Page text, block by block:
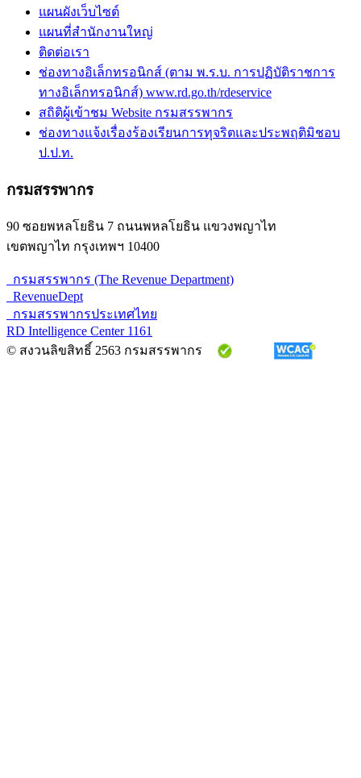
แผนผังเว็บไซต์
แผนที่สำนักงานใหญ่
ติดต่อเรา
ช่องทางอิเล็กทรอนิกส์ (ตาม พ.ร.บ. การปฏิบัติราชการ
ทางอิเล็กทรอนิกส์) www.rd.go.th/rdeservice
สถิติผู้เข้าชม Website กรมสรรพากร
ช่องทางแจ้งเรื่องร้องเรียนการทุจริตและประพฤติมิชอบ
ป.ป.ท.
กรมสรรพากร
90 ซอยพหลโยธิน 7 ถนนพหลโยธิน แขวงพญาไท
เขตพญาไท กรุงเทพฯ 10400
กรมสรรพากร (The Revenue Department)
RevenueDept
กรมสรรพากรประเทศไทย
RD Intelligence Center 1161
© สงวนลิขสิทธิ์ 2563 กรมสรรพากร